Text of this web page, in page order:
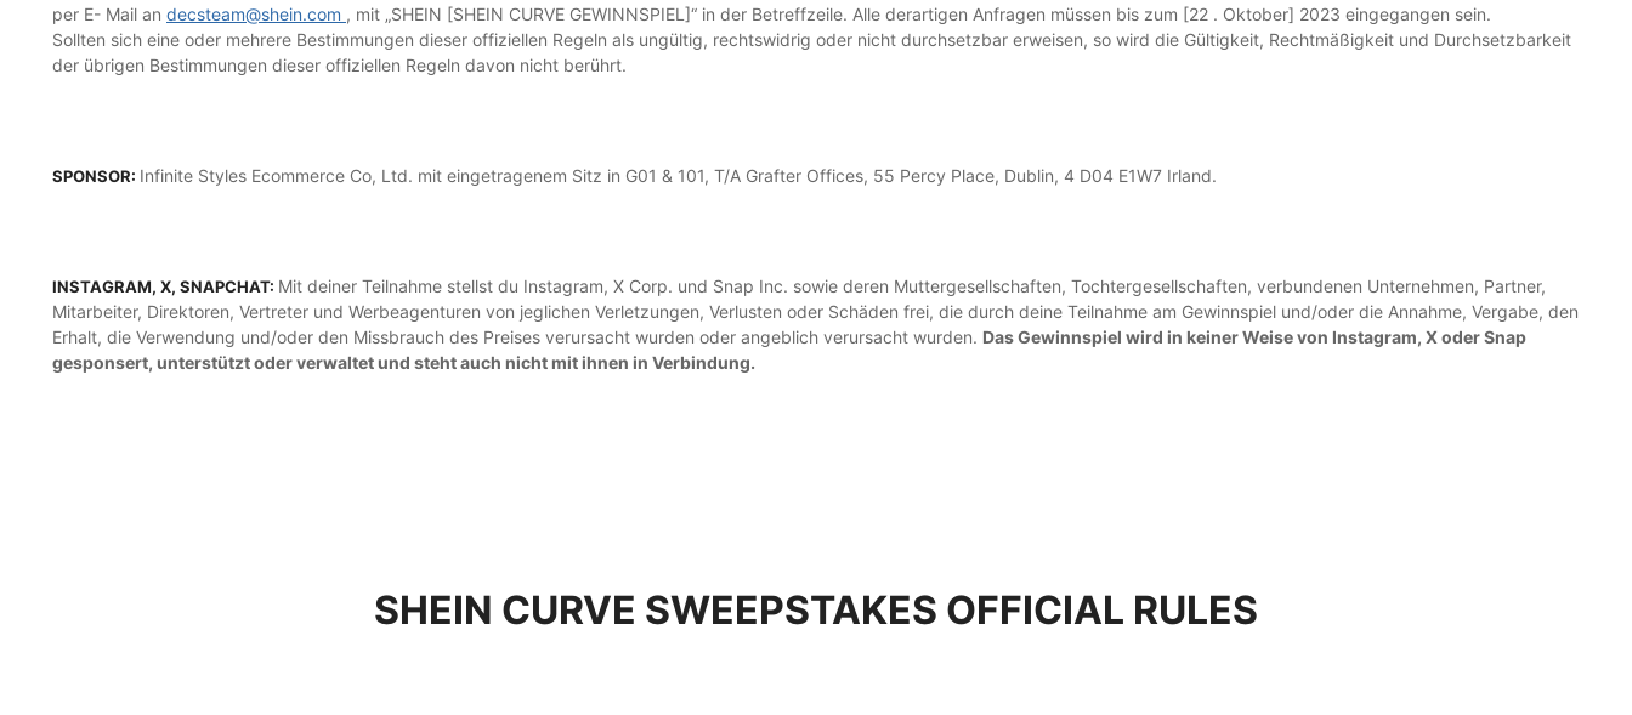
per E- Mail an decsteam@shein.com , mit „SHEIN [SHEIN CURVE GEWINNSPIEL]“ in der Betreffzeile. Alle derartigen Anfragen müssen bis zum [22 . Oktober] 2023 eingegangen sein.
Sollten sich eine oder mehrere Bestimmungen dieser offiziellen Regeln als ungültig, rechtswidrig oder nicht durchsetzbar erweisen, so wird die Gültigkeit, Rechtmäßigkeit und Durchsetzbarkeit
der übrigen Bestimmungen dieser offiziellen Regeln davon nicht berührt.
SPONSOR: Infinite Styles Ecommerce Co, Ltd. mit eingetragenem Sitz in G01 & 101, T/A Grafter Offices, 55 Percy Place, Dublin, 4 D04 E1W7 Irland.
INSTAGRAM, X, SNAPCHAT: Mit deiner Teilnahme stellst du Instagram, X Corp. und Snap Inc. sowie deren Muttergesellschaften, Tochtergesellschaften, verbundenen Unternehmen, Partner,
Mitarbeiter, Direktoren, Vertreter und Werbeagenturen von jeglichen Verletzungen, Verlusten oder Schäden frei, die durch deine Teilnahme am Gewinnspiel und/oder die Annahme, Vergabe, den
Erhalt, die Verwendung und/oder den Missbrauch des Preises verursacht wurden oder angeblich verursacht wurden. Das Gewinnspiel wird in keiner Weise von Instagram, X oder Snap
gesponsert, unterstützt oder verwaltet und steht auch nicht mit ihnen in Verbindung.
SHEIN CURVE SWEEPSTAKES OFFICIAL RULES